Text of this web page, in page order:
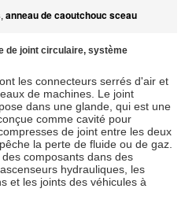
, anneau de caoutchouc sceau
de joint circulaire, système
les connecteurs serrés d'air et
de machines. Le joint
dans une glande, qui est une
comme cavité pour
de joint entre les deux
la perte de fluide ou de gaz.
composants dans des
hydrauliques, les
et les joints des véhicules à